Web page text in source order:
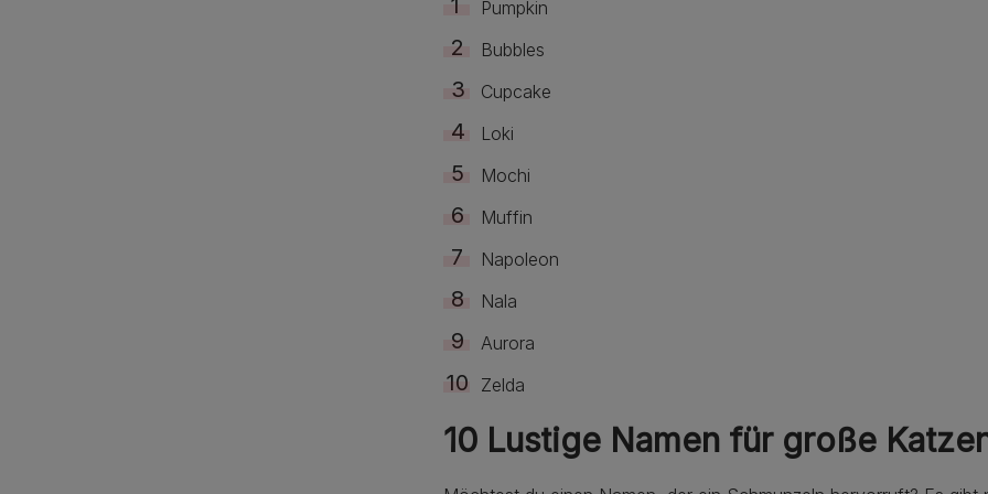
Pumpkin
Bubbles
Cupcake
Loki
Mochi
Muffin
Napoleon
Nala
Aurora
Zelda
10 Lustige Namen für große